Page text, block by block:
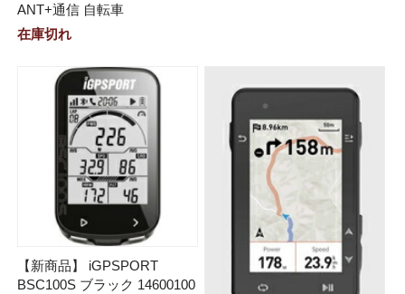
ANT+通信 自転車
在庫切れ
【新商品】 iGPSPORT
BSC100S ブラック 14600100